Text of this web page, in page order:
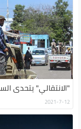
"الانتقالي" يتحدى
2021-7-12